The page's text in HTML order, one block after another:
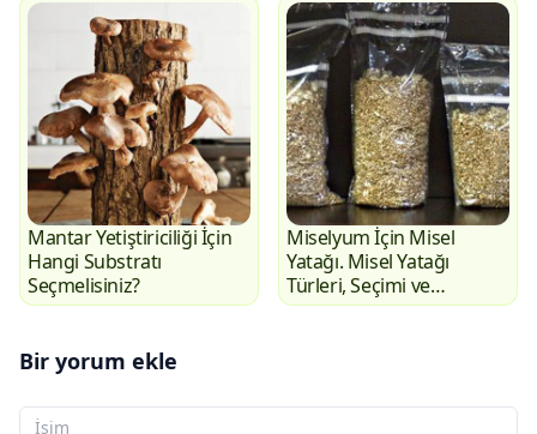
Mantar Yetiştiriciliği İçin
Hangi Substratı
Seçmelisiniz?
Miselyum İçin Misel
Yatağı. Misel Yatağı
Türleri, Seçimi ve
Saklanması
Bir yorum ekle
Adınız